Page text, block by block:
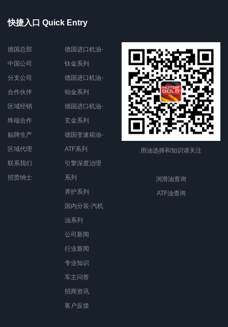
快捷入口 Quick Entry
德国总部
中国公司
分支公司
合作伙伴
区域经销
终端合作
贴牌生产
区域代理
联系我们
招贤纳士
德国进口机油-
钛金系列
德国进口机油-
铂金系列
德国进口机油-
玄金系列
德国变速箱油-
ATF系列
引擎深度治理
系列
养护系列
国内分装-汽机
油系列
公司新闻
行业新闻
专业知识
车主问答
招商资讯
客户反馈
用油选择和知识请关注
润滑油查询
ATF油查询